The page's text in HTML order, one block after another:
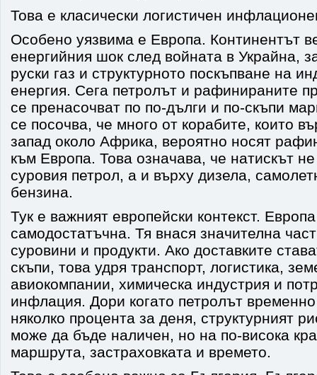
Това е класически логистичен
Особено уязвима е Европа. Континентът
енергийния шок след войната в Украйна,
руски газ и структурното поскъпване на
енергия. Сега петролът и рафинираните
се пренасочват по по-дълги и по-скъпи
се посочва, че много от корабите, които
запад около Африка, вероятно носят
към Европа. Това означава, че натискът
суровия петрол, а и върху дизела,
бензина.
Тук е важният европейски контекст.
самодостатъчна. Тя внася значителна
суровини и продукти. Ако доставките
скъпи, това удря транспорт, логистика,
авиокомпании, химическа индустрия и
инфлация. Дори когато петролът
няколко процента за деня, структурният
може да бъде наличен, но на по-висока
маршрута, застраховката и времето.